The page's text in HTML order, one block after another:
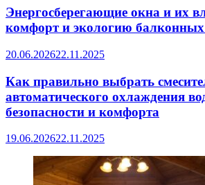
Энергосберегающие окна и их
комфорт и экологию балконных
20.06.202622.11.2025
Как правильно выбрать
автоматического охлаждения
безопасности и комфорта
19.06.202622.11.2025